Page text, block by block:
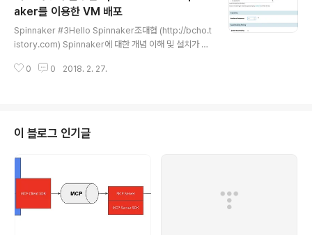
다.아래 그림을 보면 클라이언트가 Service A를 호출하
고, Service A 가 Service B,D 를, Service B가 Servi
ce C를 호출한다. 이렇게 트렌젝션이 여러 컴포넌트의 조
합을 통해서 발생하기 때문에 Jennifer와 같은 전통적인
APM (Application Performance..
aker를 이용한 VM 배포
Spinnaker #3Hello Spinnaker조대협 (http://bcho.t
istory.com) Spinnaker에 대한 개념 이해 및 설치가 끝
사용하는 애플리케이션은 node.js로 8080 포트에 “Thi
에 같은 테스트를 하고자 한다면 간단한 애프리케이션을
만들어도 좋고, nginx나 apache 웹서버를 설치해놓은 이
미지를 사용해도 좋다. Create Application먼저 node.j
메뉴에서 애플리케이션을..
0 0 2018. 2. 27.
이 블로그 인기글